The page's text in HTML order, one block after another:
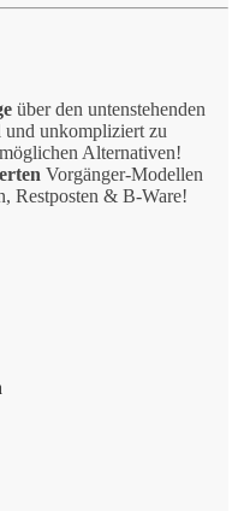
über den untenstehenden
unkompliziert zu
Alternativen!
Vorgänger-Modellen
Restposten & B-Ware!